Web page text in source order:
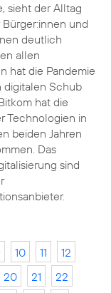
sieht der Alltag
und
deutlich
allen
hat die Pandemie
digitalen Schub
hat die
Technologien in
beiden Jahren
Das
sind
10 11
12
20 21
22